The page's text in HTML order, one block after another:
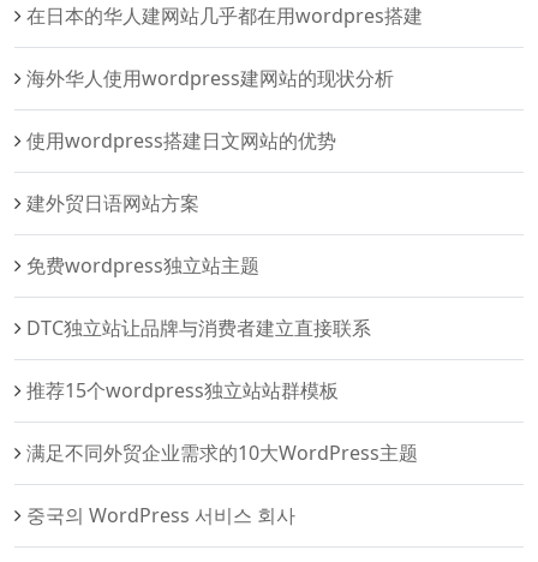
在日本的华人建网站几乎都在用wordpres搭建
海外华人使用wordpress建网站的现状分析
使用wordpress搭建日文网站的优势
建外贸日语网站方案
免费wordpress独立站主题
DTC独立站让品牌与消费者建立直接联系
推荐15个wordpress独立站站群模板
满足不同外贸企业需求的10大WordPress主题
중국의 WordPress 서비스 회사